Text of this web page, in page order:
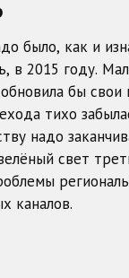
было, как и
в 2015 году.
бы
тихо
надо
свет
каналов.